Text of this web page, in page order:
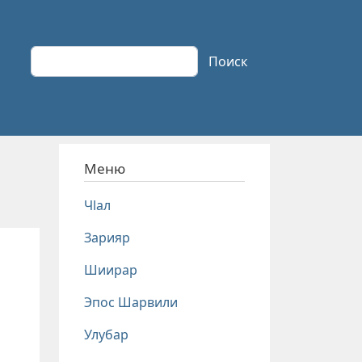
Поиск Поиск
Меню
Чlал
Зарияр
Шиирар
Эпос Шарвили
Улубар